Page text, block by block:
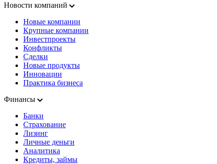
Новости компаний
Новые компании
Крупные компании
Инвестпроекты
Конфликты
Сделки
Новые продукты
Инновации
Практика бизнеса
Финансы
Банки
Страхование
Лизинг
Личные деньги
Аналитика
Кредиты, займы